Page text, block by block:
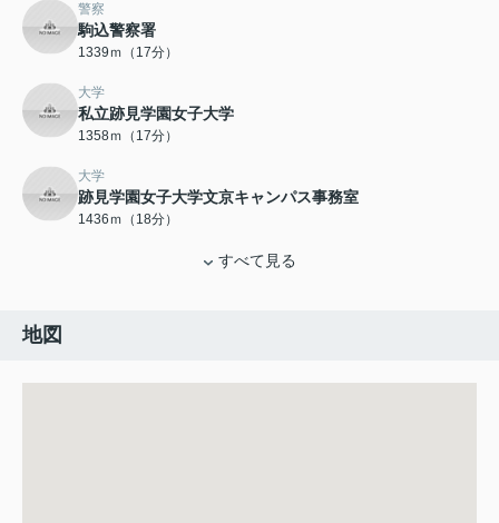
警察
駒込警察署
1339ｍ（17分）
大学
私立跡見学園女子大学
1358ｍ（17分）
大学
跡見学園女子大学文京キャンパス事務室
1436ｍ（18分）
すべて見る
地図